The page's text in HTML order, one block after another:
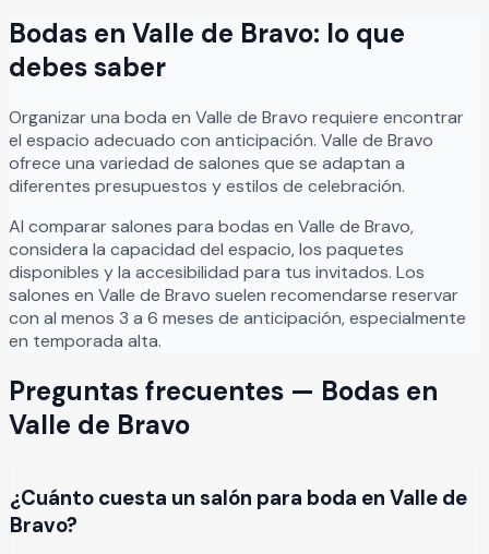
relajante.Leer más
Bodas en Valle de Bravo: lo que
debes saber
Organizaruna boda en Valle de Bravo requiere encontrar
el espacio adecuado con anticipación. Valle de Bravo
ofrece una variedad de salones que se adaptan a
diferentes presupuestos y estilos de celebración.
Al comparar salones para bodas en Valle de Bravo,
considera la capacidad del espacio, los paquetes
disponibles y la accesibilidad para tus invitados. Los
salones en Valle de Bravo suelen recomendarse reservar
con al menos 3 a 6 meses de anticipación, especialmente
en temporada alta.
Preguntas frecuentes — Bodas en
Valle de Bravo
¿Cuánto cuesta un salón para boda en Valle de
Bravo?